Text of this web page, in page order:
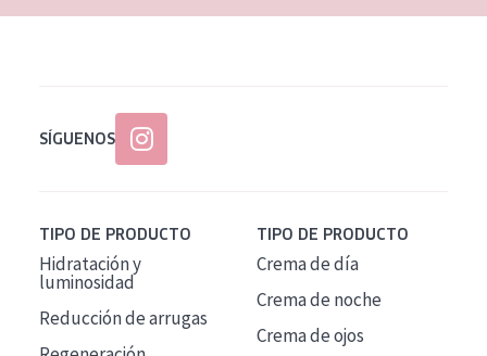
Todas las edades
SÍGUENOS
TIPO DE PRODUCTO
Hidratación y
luminosidad
Reducción de arrugas
TIPO DE PRODUCTO
Crema de día
Crema de noche
Crema de ojos